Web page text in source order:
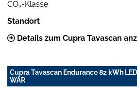
CO2-Klasse
Standort
Details zum Cupra Tavascan
Cupra Tavascan Endurance 82 kWh LED
WÄR